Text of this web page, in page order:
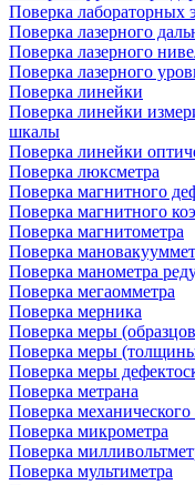
Поверка лабораторных
Поверка лазерного
Поверка лазерного
Поверка лазерного
Поверка линейки
Поверка линейки
шкалы
Поверка линейки
Поверка люксметра
Поверка магнитного
Поверка магнитного
Поверка магнитометра
Поверка
Поверка манометра
Поверка мегаомметра
Поверка мерника
Поверка меры
Поверка меры
Поверка меры
Поверка метрана
Поверка механического
Поверка микрометра
Поверка
Поверка мультиметра